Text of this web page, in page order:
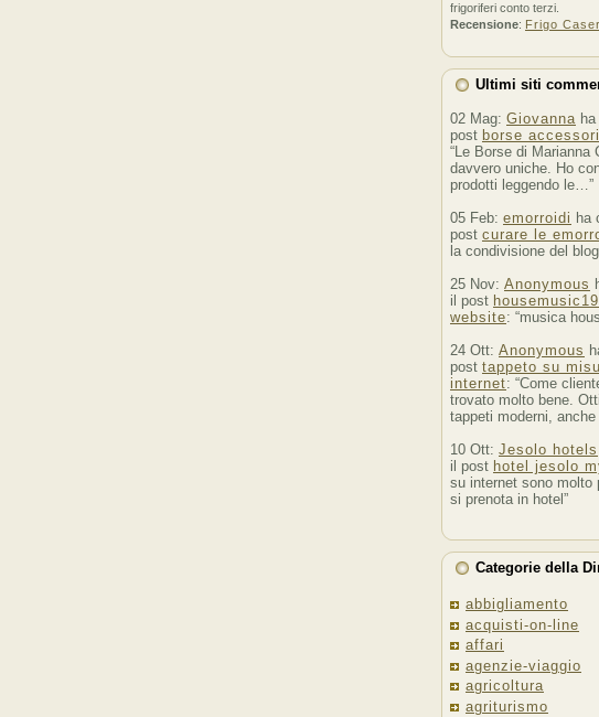
frigoriferi conto terzi.
Recensione: Frigo
Ultimi siti
02 Mag: Giovanna
post borse
“Le Borse di Marianna
davvero uniche. Ho
prodotti leggendo le…”
05 Feb: emorroidi ha
post curare le
la condivisione del
25 Nov: Anonymous
il post
website: “musica
24 Ott: Anonymous
post tappeto su
internet: “Come
trovato molto bene.
tappeti moderni,
10 Ott: Jesolo hotels
il post hotel jesolo
su internet sono molto
si prenota in hotel”
Categorie della
abbigliamento
acquisti-on-line
affari
agenzie-viaggio
agricoltura
agriturismo